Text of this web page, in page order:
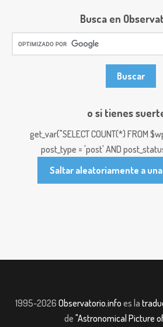
Busca en
o si tienes
get_var("SELECT COUNT(*) FROM
post_type = 'post' AND
Saltar aleatoriamente a
1995-2026 Observatorio.info es la
de "Astronomical Picture